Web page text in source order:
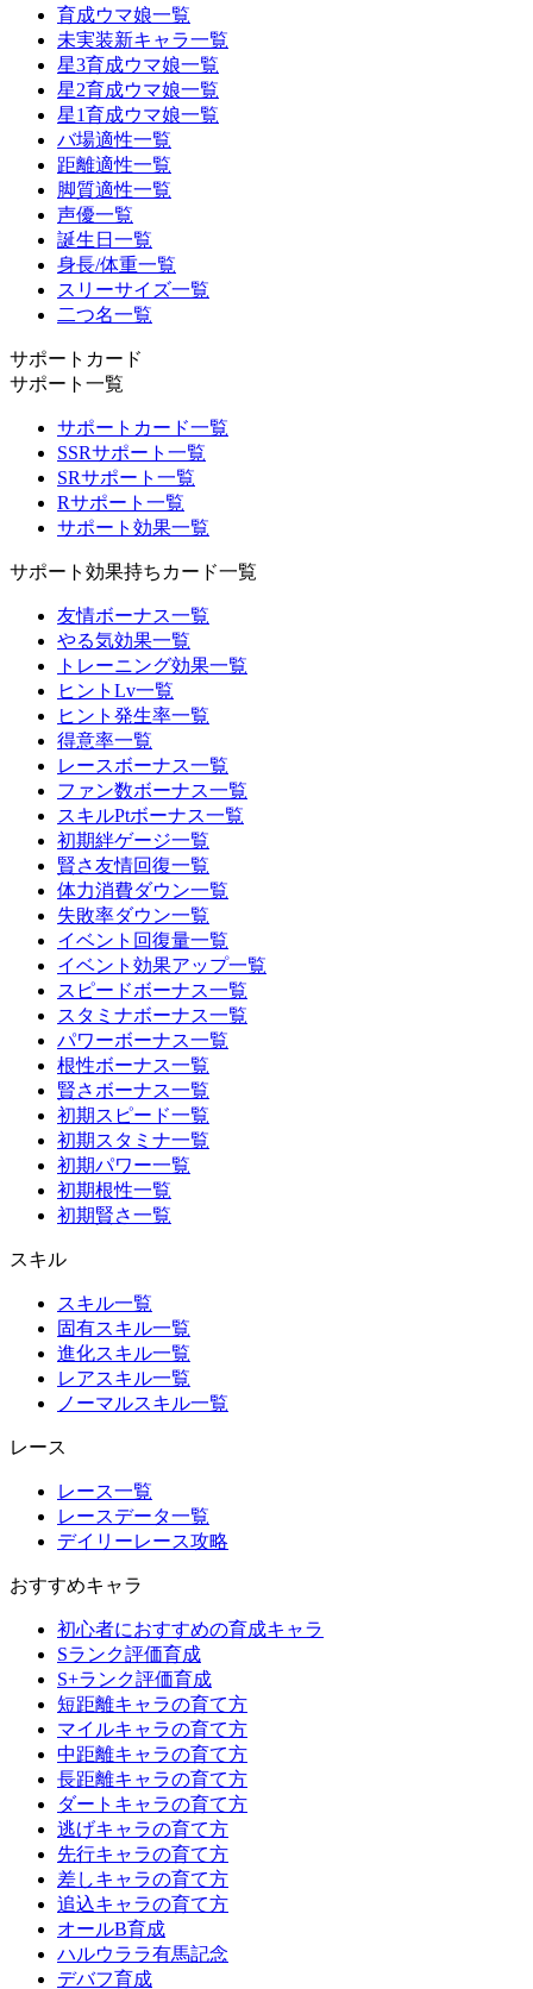
育成ウマ娘一覧
未実装新キャラ一覧
星3育成ウマ娘一覧
星2育成ウマ娘一覧
星1育成ウマ娘一覧
バ場適性一覧
距離適性一覧
脚質適性一覧
声優一覧
誕生日一覧
身長/体重一覧
スリーサイズ一覧
二つ名一覧
サポートカード
サポート一覧
サポートカード一覧
SSRサポート一覧
SRサポート一覧
Rサポート一覧
サポート効果一覧
サポート効果持ちカード一覧
友情ボーナス一覧
やる気効果一覧
トレーニング効果一覧
ヒントLv一覧
ヒント発生率一覧
得意率一覧
レースボーナス一覧
ファン数ボーナス一覧
スキルPtボーナス一覧
初期絆ゲージ一覧
賢さ友情回復一覧
体力消費ダウン一覧
失敗率ダウン一覧
イベント回復量一覧
イベント効果アップ一覧
スピードボーナス一覧
スタミナボーナス一覧
パワーボーナス一覧
根性ボーナス一覧
賢さボーナス一覧
初期スピード一覧
初期スタミナ一覧
初期パワー一覧
初期根性一覧
初期賢さ一覧
スキル
スキル一覧
固有スキル一覧
進化スキル一覧
レアスキル一覧
ノーマルスキル一覧
レース
レース一覧
レースデータ一覧
デイリーレース攻略
おすすめキャラ
初心者におすすめの育成キャラ
Sランク評価育成
S+ランク評価育成
短距離キャラの育て方
マイルキャラの育て方
中距離キャラの育て方
長距離キャラの育て方
ダートキャラの育て方
逃げキャラの育て方
先行キャラの育て方
差しキャラの育て方
追込キャラの育て方
オールB育成
ハルウララ有馬記念
デバフ育成